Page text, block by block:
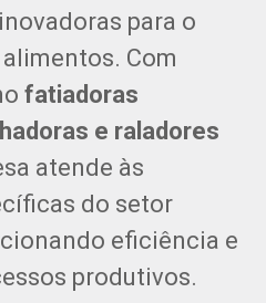
para o
Com
fatiadoras
e raladores
atende às
do setor
eficiência e
produtivos.